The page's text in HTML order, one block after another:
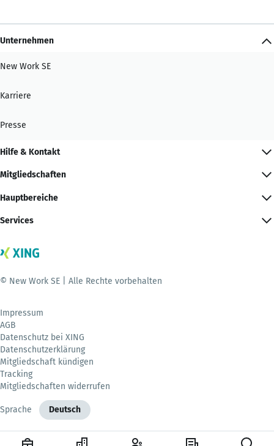
Unternehmen
New Work SE
Karriere
Presse
Hilfe & Kontakt
Mitgliedschaften
Hauptbereiche
Services
© New Work SE | Alle Rechte vorbehalten
Impressum
AGB
Datenschutz bei XING
Datenschutzerklärung
Mitgliedschaft kündigen
Tracking
Mitgliedschaften widerrufen
Sprache Deutsch